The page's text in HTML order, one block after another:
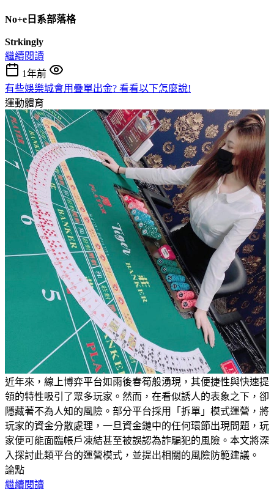
No+e日系部落格
Strkingly
繼續閱讀
1年前
有些娛樂城會用疊單出金? 看看以下怎麼說!
運動體育
近年來，線上博弈平台如雨後春筍般湧現，其便捷性與快速提
領的特性吸引了眾多玩家。然而，在看似誘人的表象之下，卻
隱藏著不為人知的風險。部分平台採用「拆單」模式運營，將
玩家的資金分散處理，一旦資金鏈中的任何環節出現問題，玩
家便可能面臨帳戶凍結甚至被誤認為詐騙犯的風險。本文將深
入探討此類平台的運營模式，並提出相關的風險防範建議。
論點
繼續閱讀